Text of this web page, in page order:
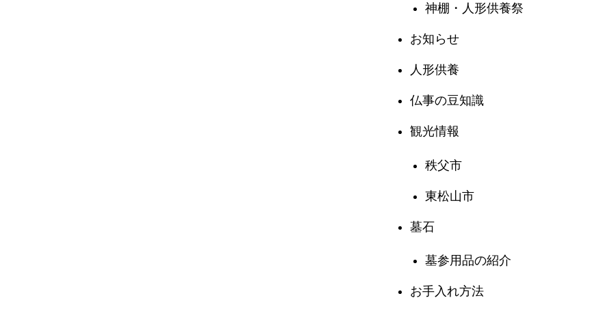
神棚・人形供養祭
お知らせ
人形供養
仏事の豆知識
観光情報
秩父市
東松山市
墓石
墓参用品の紹介
お手入れ方法